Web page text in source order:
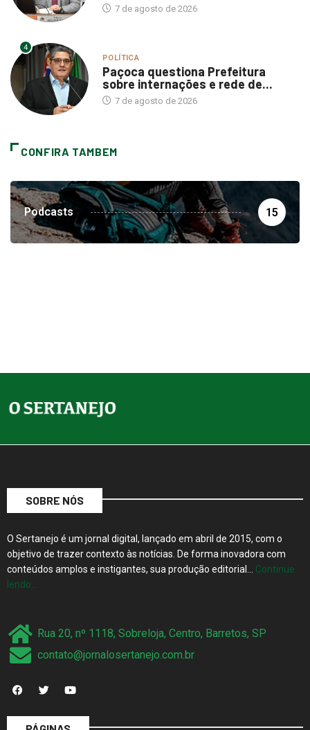
7 de agosto de 2026
4
POLÍTICA
Paçoca questiona Prefeitura
sobre internações e rede de...
7 de agosto de 2026
CONFIRA TAMBEM
Podcasts 15
SOBRE NÓS
O Sertanejo é um jornal digital, lançado em abril de 2015, com o
objetivo de trazer contexto às notícias. De forma inovadora com
conteúdos amplos e instigantes, sua produção editorial… Continue
lendo…
Rua 20, nº 1118, Sobreloja, Centro, Barretos, SP
contato@jornalosertanejo.com.br